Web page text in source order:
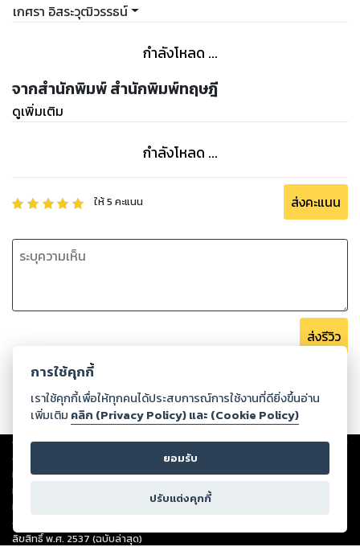
เกศรา อิสระวุฒิวรรธน์
กำลังโหลด ...
จากสำนักพิมพ์ สำนักพิมพ์ทฤษฎี
ดูเพิ่มเติม
กำลังโหลด ...
ให้5 คะแนน ส่งคะแนน
ส่งรีวิว
Copyright ©2026Storylog Co., Ltd. - สตอรี่ล็อกขอสงวนสิทธิ์ไม่รับผิดชอบ
ต่อผลงานหรือเนื้อหาใดที่อัปโหลดผ่านเว็บไซต์และปรากฏว่าละเมิดสิทธิใน
ทรัพย์สินทางปัญญาของบุคคลอื่นหรือขัดต่อกฎหมายและศีลธรรม ดังนั้น ผู้อ่าน
ทุกท่านโปรดใช้วิจารณญาณในการกลั่นกรองด้วยตนเอง และหากท่านพบว่าส่วน
หนึ่งส่วนใดขัดต่อกฎหมายและศีลธรรม กรุณาแจ้งมายังบริษัท เพื่อทีมงานจะได้
ดำเนินการในทันที ทั้งนี้ ทางสตอรี่ล็อกขอสงวนลิขสิทธิ์ตามพระราชบัญญัติ
ลิขสิทธิ์ พ.ศ. 2537 (ฉบับล่าสุด)
การใช้คุกกี้
เราใช้คุกกี้เพื่อให้ทุกคนได้ประสบการณ์การใช้งานที่ดียิ่งขึ้นอ่าน
เพิ่มเติม คลิก (Privacy Policy) และ (Cookie Policy)
ยอมรับ
ปรับแต่งคุกกี้